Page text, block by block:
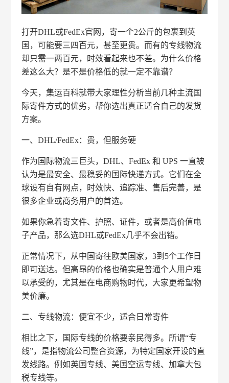
打开DHL或FedEx官网，寄一个2公斤的包裹到英
国，可能要三四百元，甚至更贵。而有的专线物流
却只需一两百元，时效看起来也不差。为什么价格
差这么大？是不是价格低的就一定不靠谱？
今天，集运百科就带大家理性分析当前几种主流国
际寄件方式的优劣，帮你选出真正适合自己的发货
方案。
一、DHL/FedEx：贵，但服务硬
作为国际物流三巨头，DHL、FedEx 和 UPS 一直被
认为是最安全、最稳妥的国际快递方式。它们在全
球设有自有网点，时效快、追踪准、售后完善，是
很多企业或商务用户的首选。
如果你急着寄文件、护照、证件，或者是高价值电
子产品，那么选DHL或FedEx几乎不会出错。
正常情况下，从中国寄往欧美国家，3到5个工作日
即可送达。但高昂的价格也确实是普通个人用户难
以承受的，尤其是在电商购物时代，大家更希望物
美价廉。
二、专线物流：便宜不少，适合日常寄件
相比之下，国际专线的价格要亲民得多。所谓“专
线”，是指物流公司整合资源，为特定国家开设的直
发线路。例如英国专线、美国空运专线、加拿大包
税专线等。